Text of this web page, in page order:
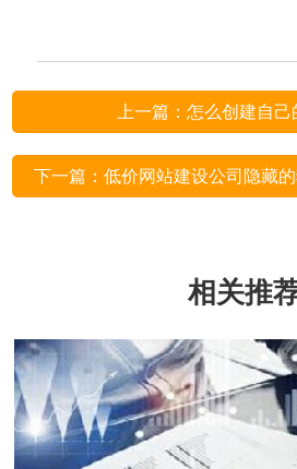
上一篇：怎么创建自
相关推